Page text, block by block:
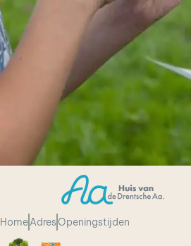
HomeAdresOpeningstijden